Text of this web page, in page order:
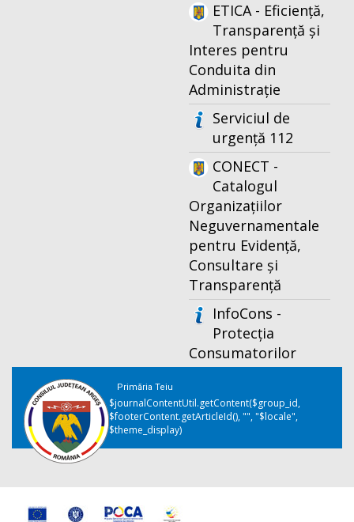
ETICA - Eficiență,
Transparență și
Interes pentru
Conduita din
Administrație
Serviciul de
urgență 112
CONECT -
Catalogul
Organizațiilor
Neguvernamentale
pentru Evidență,
Consultare și
Transparență
InfoCons -
Protecția
Consumatorilor
Primăria Teiu
$journalContentUtil.getContent($group_id,
$footerContent.getArticleId(), "", "$locale",
$theme_display)